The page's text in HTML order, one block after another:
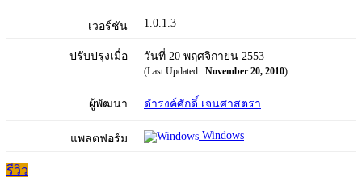
เวอร์ชัน 1.0.1.3
ปรับปรุงเมื่อ วันที่ 20 พฤศจิกายน 2553
(Last Updated : November 20, 2010)
ผู้พัฒนา ดำรงค์ศักดิ์ เจนศาสตรา
แพลตฟอร์ม Windows
รีวิว